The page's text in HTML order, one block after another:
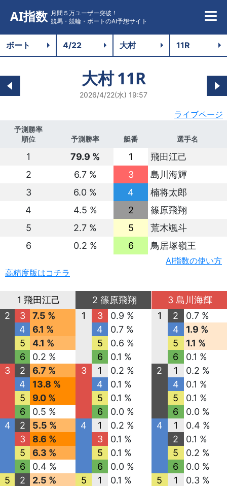
AI指数 月間５万ユーザー突破！
競馬・競輪・ボートのAI予想サイト
大村11R
2026/4/22(水) 19:57
ライブページ
予測勝率
順位
予測勝率 艇番 選手名
1 79.9 % 1
飛田江己
2
6.7 % 3
島川海輝
3
6.0 % 4
楠将太郎
4
4.5 % 2
篠原飛翔
5
2.7 % 5
荒木颯斗
6
0.2 % 6 鳥居塚嶺王
AI指数の使い方
高精度版はコチラ
1 飛田江己
2
3
7.5 %
4
6.1 %
5
4.1 %
6
0.2 %
3
2
6.7 %
4
13.8 %
5
9.0 %
6
0.5 %
4
2
5.5 %
3
8.6 %
5
6.3 %
6
0.4 %
5
2
2.5 %
2 篠原飛翔
1
3
0.9 %
4
0.7 %
5
0.6 %
6
0.1 %
3
1
0.2 %
4
0.1 %
5
0.1 %
6
0.0 %
4
1
0.2 %
3
0.1 %
5
0.1 %
6
0.0 %
5
1
0.1 %
3 島川海輝
1
2
0.7 %
4
1.9 %
5
1.1 %
6
0.1 %
2
1
0.2 %
4
0.1 %
5
0.1 %
6
0.0 %
4
1
0.4 %
2
0.1 %
5
0.2 %
6
0.0 %
5
1
0.3 %